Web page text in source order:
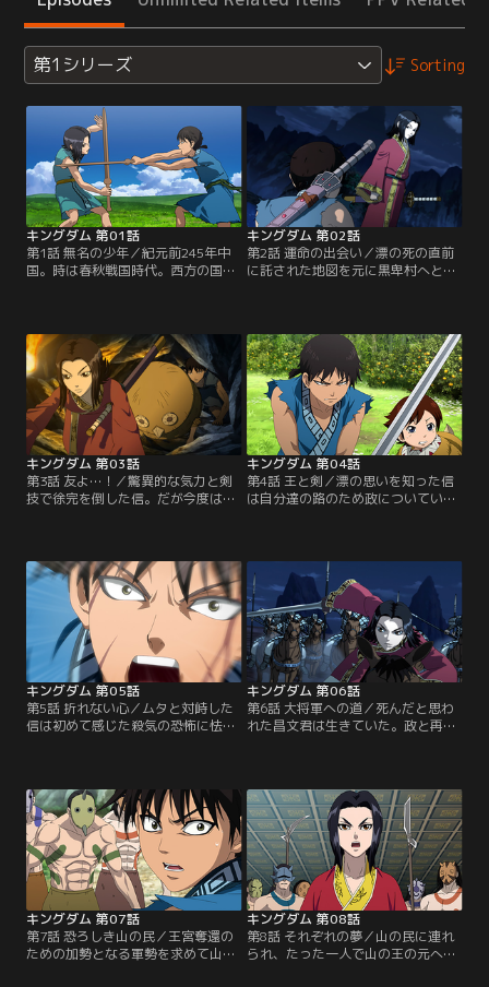
第1シリーズ Sorting
キングダム 第01話
第1話 無名の少年／紀元前245年中
国。時は春秋戦国時代。西方の国、
であり下僕として働いていたその二
人の元に、ある日王宮に仕える大臣
の昌文君が現れ漂を王宮で仕官させ
ると告げるのだった。離れ離れにな
る二人だが「行き着く場所は同じ
だ」と誓い合う。【提供：バンダイ
チャンネル】
キングダム 第02話
第2話 運命の出会い／漂の死の直前
に託された地図を元に黒卑村へと向
徐完。実はこの少年こそ秦王のエイ
政…後の始皇帝であったのだ。「漂
を殺したのは自分だ」と嘲笑する徐
完に怒り、我を忘れるように剣を向
ける信だったが、手も足も出ず倒れ
伏してしまう。【提供：バンダイチ
ャンネル】
キングダム 第03話
第3話 友よ…！／驚異的な気力と剣
技で徐完を倒した信。だが今度は王
人の前に河了貂という子供が現れ、
「抜け道がある」と告げる。貂の手
引きの元、軍の包囲を掻い潜ろうと
する一行。その最中、政の「漂は万
が一のための影武者だった」との言
葉に信は逆上。しかし…。【提供：
バンダイチャンネル】
キングダム 第04話
第4話 王と剣／漂の思いを知った信
は自分達の路のため政についていく
ネのためと言って加わり一行は昌文
君を筆頭とする大王派臣下との合流
地を目指す。連日の疾走の末、辿り
着いた先は美しい緑に囲まれた楼
閣、四百年前の秦王、穆公の隠れ避
暑地であった。そこで…。【提供：
バンダイチャンネル】
キングダム 第05話
第5話 折れない心／ムタと対峙した
信は初めて感じた殺気の恐怖に怯
分の武器だと確信した信は血だらけ
になりながらも前に出る。殺気の呪
縛から解放され、戦いの最中で進化
をし始める信はついに反撃に出る。
一方咸陽では、勢力争いに全く興味
を示さなかったはずの伝説の…。
【提供：バンダイチャンネル】
キングダム 第06話
第6話 大将軍への道／死んだと思わ
れた昌文君は生きていた。政と再会
は副官、壁によって止められてしま
う。そして壁は最後まで漂の傍にい
た者として、その様子を語りたいと
申し出る。憮然とする信だったが、
壁が語る漂の姿は堂々たる王の姿で
あり英雄のように語られる…。【提
供：バンダイチャンネル】
キングダム 第07話
第7話 恐ろしき山の民／王宮奪還の
ための加勢となる軍勢を求めて山の
キングダム 第08話
第8話 それぞれの夢／山の民に連れ
られ、たった一人で山の王の元へと